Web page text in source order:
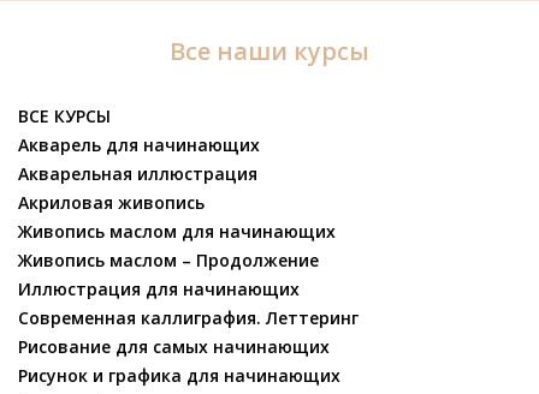
Все наши курсы
ВСЕ КУРСЫ
Акварель для начинающих
Акварельная иллюстрация
Акриловая живопись
Живопись маслом для начинающих
Живопись маслом – Продолжение
Иллюстрация для начинающих
Современная каллиграфия. Леттеринг
Рисование для самых начинающих
Рисунок и графика для начинающих